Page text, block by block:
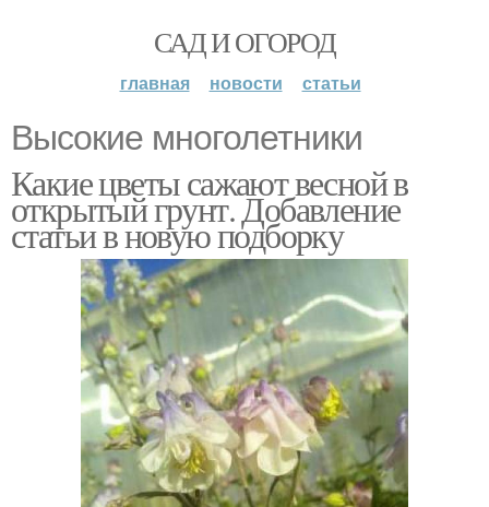
САД И ОГОРОД
главная новости статьи
Высокие многолетники
Какие цветы сажают весной в
открытый грунт. Добавление
статьи в новую подборку